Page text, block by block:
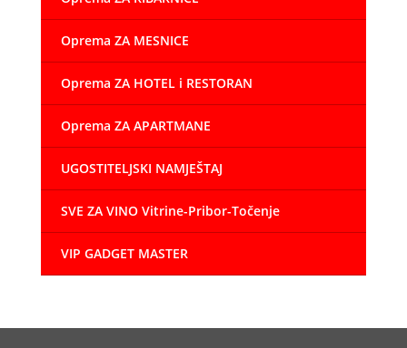
Oprema ZA MESNICE
Oprema ZA HOTEL i RESTORAN
Oprema ZA APARTMANE
UGOSTITELJSKI NAMJEŠTAJ
SVE ZA VINO Vitrine-Pribor-Točenje
VIP GADGET MASTER